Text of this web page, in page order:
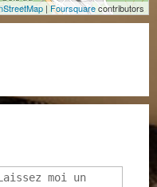
|Foursquarecontributors